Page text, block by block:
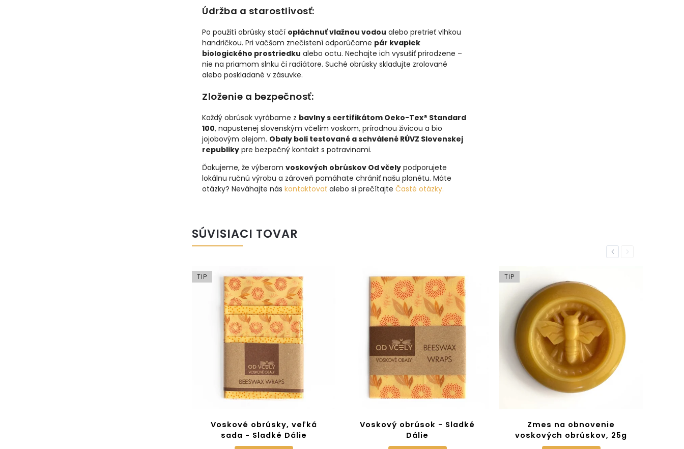
Údržba a starostlivosť:
Po použití obrúsky stačí opláchnuť vlažnou vodou alebo pretrieť vlhkou
handričkou. Pri väčšom znečistení odporúčame pár kvapiek
biologického prostriedku alebo octu. Nechajte ich vysušiť prirodzene –
nie na priamom slnku či radiátore. Suché obrúsky skladujte zrolované
alebo poskladané v zásuvke.
Zloženie a bezpečnosť:
Každý obrúsok vyrábame z bavlny s certifikátom Oeko-Tex® Standard
100, napustenej slovenským včelím voskom, prírodnou živicou a bio
jojobovým olejom. Obaly boli testované a schválené RÚVZ Slovenskej
republiky pre bezpečný kontakt s potravinami.
Ďakujeme, že výberom voskových obrúskov Od včely podporujete
lokálnu ručnú výrobu a zároveň pomáhate chrániť našu planétu. Máte
otázky? Neváhajte nás kontaktovať alebo si prečítajte Časté otázky.
SÚVISIACI TOVAR
Previous
TIP
Voskové obrúsky, veľká
sada - Sladké Dálie
Voskový obrúsok - Sladké
Dálie
TIP
Zmes na obnovenie
voskových obrúskov, 25g
Next